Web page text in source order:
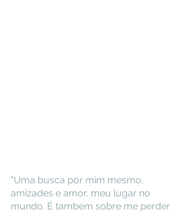
"Uma busca por mim mesmo,
amizades e amor, meu lugar no
mundo. É também sobre me perder